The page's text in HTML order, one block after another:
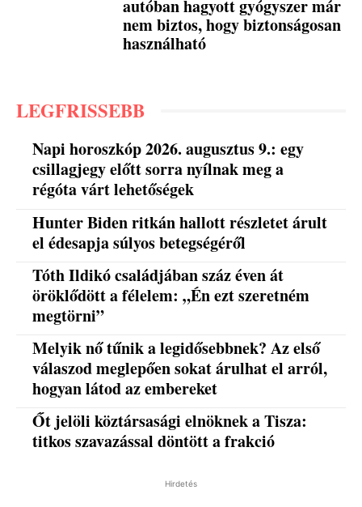
autóban hagyott gyógyszer már
nem biztos, hogy biztonságosan
használható
LEGFRISSEBB
Napi horoszkóp 2026. augusztus 9.: egy
csillagjegy előtt sorra nyílnak meg a
régóta várt lehetőségek
Hunter Biden ritkán hallott részletet árult
el édesapja súlyos betegségéről
Tóth Ildikó családjában száz éven át
öröklődött a félelem: „Én ezt szeretném
megtörni”
Melyik nő tűnik a legidősebbnek? Az első
válaszod meglepően sokat árulhat el arról,
hogyan látod az embereket
Őt jelöli köztársasági elnöknek a Tisza:
titkos szavazással döntött a frakció
Hirdetés